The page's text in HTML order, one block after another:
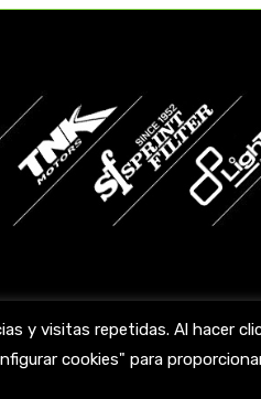
y visitas repetidas. Al hacer
cookies" para